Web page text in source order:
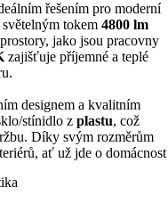
řešením pro moderní
světelným tokem 4800 lm
jako jsou pracovny
zajišťuje příjemné a teplé
designem a kvalitním
stínidlo z plastu, což
Díky svým rozměrům
ať už jde o domácnost